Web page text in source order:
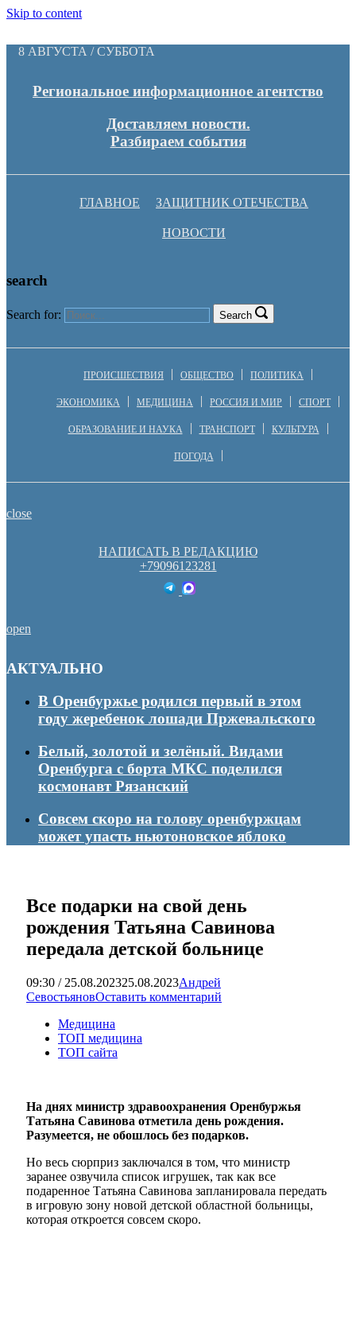
Skip to content
8 АВГУСТА / СУББОТА
Региональное информационное агентство
Доставляем новости.
Разбираем события
ГЛАВНОЕ ЗАЩИТНИК ОТЕЧЕСТВА
НОВОСТИ
search
Search for: Search
ПРОИСШЕСТВИЯ ОБЩЕСТВО ПОЛИТИКА
ЭКОНОМИКА МЕДИЦИНА РОССИЯ И МИР СПОРТ
ОБРАЗОВАНИЕ И НАУКА ТРАНСПОРТ КУЛЬТУРА
ПОГОДА
close
НАПИСАТЬ В РЕДАКЦИЮ
+79096123281
open
АКТУАЛЬНО
В Оренбуржье родился первый в этом
году жеребенок лошади Пржевальского
Белый, золотой и зелёный. Видами
Оренбурга с борта МКС поделился
космонавт Рязанский
Совсем скоро на голову оренбуржцам
может упасть ньютоновское яблоко
Все подарки на свой день
рождения Татьяна Савинова
передала детской больнице
09:30 / 25.08.202325.08.2023Андрей
СевостьяновОставить комментарий
Медицина
ТОП медицина
ТОП сайта
На днях министр здравоохранения Оренбуржья
Татьяна Савинова отметила день рождения.
Разумеется, не обошлось без подарков.
Но весь сюрприз заключался в том, что министр
заранее озвучила список игрушек, так как все
подаренное Татьяна Савинова запланировала передать
в игровую зону новой детской областной больницы,
которая откроется совсем скоро.